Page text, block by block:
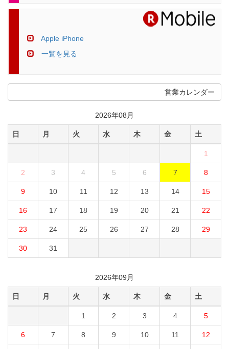
Apple iPhone
一覧を見る
営業カレンダー
2026年08月
日 月 火 水 木 金 土
1
2 3 4 5 6 7 8
9 10 11 12 13 14 15
16 17 18 19 20 21 22
23 24 25 26 27 28 29
30 31
2026年09月
日 月 火 水 木 金 土
1 2 3 4 5
6 7 8 9 10 11 12